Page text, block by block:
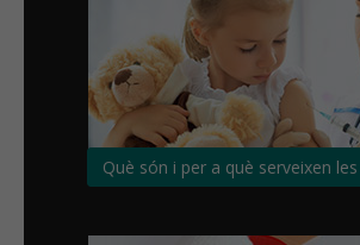
Què són i per a què serveixen